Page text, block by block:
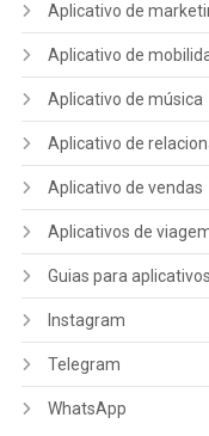
Aplicativo de
Aplicativo de
Aplicativo de música
Aplicativo de
Aplicativo de vendas
Aplicativos de
Guias para aplicativos
Instagram
Telegram
WhatsApp